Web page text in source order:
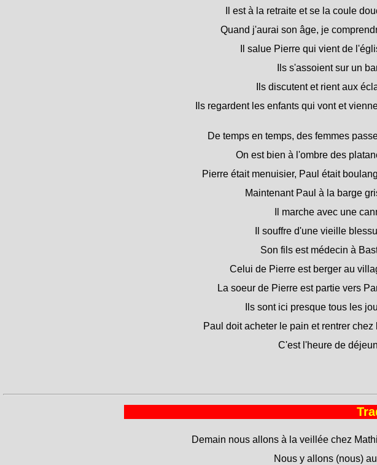
Il est à la retraite et se la coule
Quand j'aurai son âge, je
Il salue Pierre qui vient de
Ils s'assoient sur un
Ils discutent et rient aux
Ils regardent les enfants qui vont et
De temps en temps, des femmes
On est bien à l'ombre des
Pierre était menuisier, Paul était
Maintenant Paul à la barge
Il marche avec une
Il souffre d'une vieille
Son fils est médecin à
Celui de Pierre est berger au
La soeur de Pierre est partie vers
Ils sont ici presque tous les
Paul doit acheter le pain et rentrer chez
C'est l'heure de
Demain nous allons à la veillée chez
Nous y allons (nous)